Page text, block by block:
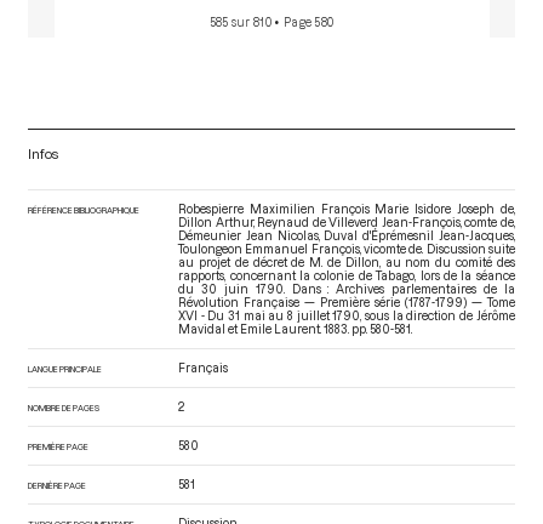
585 sur 810 • Page 580
Infos
RÉFÉRENCE BIBLIOGRAPHIQUE
Robespierre Maximilien François Marie Isidore Joseph de,
Dillon Arthur, Reynaud de Villeverd Jean-François, comte de,
Démeunier Jean Nicolas, Duval d'Éprémesnil Jean-Jacques,
Toulongeon Emmanuel François, vicomte de. Discussion suite
au projet de décret de M. de Dillon, au nom du comité des
rapports, concernant la colonie de Tabago, lors de la séance
du 30 juin 1790. Dans : Archives parlementaires de la
Révolution Française — Première série (1787-1799) — Tome
XVI - Du 31 mai au 8 juillet 1790 , sous la direction de Jérôme
Mavidal et Emile Laurent. 1883. pp. 580-581.
LANGUE PRINCIPALE Français
NOMBRE DE PAGES 2
PREMIÈRE PAGE 580
DERNIÈRE PAGE 581